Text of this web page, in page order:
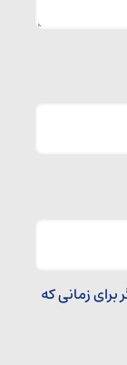
زمانی که